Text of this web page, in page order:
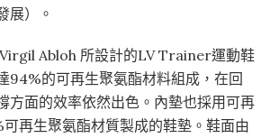
展）。
Abloh 所設計的LV Trainer運動鞋
94%的可再生聚氨酯材料組成，在回
方面的效率依然出色。內墊也採用可再
再生聚氨酯材質製成的鞋墊。鞋面由